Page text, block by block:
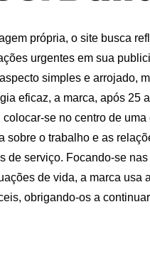
própria, o site busca
urgentes em sua
simples e arrojado,
eficaz, a marca, após 25
se no centro de uma
sobre o trabalho e as
de serviço. Focando-se
de vida, a marca usa
obrigando-os a